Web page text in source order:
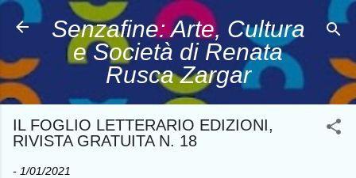
Passa ai contenuti principali
Senzafine: Arte, Cultura
e Società di Renata
Rusca Zargar
IL FOGLIO LETTERARIO EDIZIONI,
RIVISTA GRATUITA N. 18
- 1/01/2021